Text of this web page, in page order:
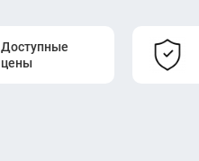
Доступные
цены